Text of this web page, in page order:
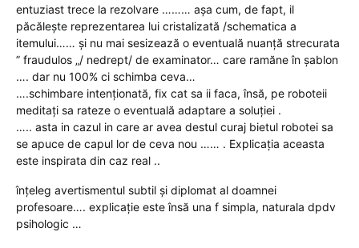
entuziast trece la rezolvare ……… așa cum, de fapt, il
păcălește reprezentarea lui cristalizată /schematica a
itemului…… și nu mai sesizează o eventuală nuanță strecurata
” fraudulos „/ nedrept/ de examinator… care ramăne în șablon
…. dar nu 100% ci schimba ceva…
….schimbare intenționată, fix cat sa ii faca, însă, pe roboteii
meditați sa rateze o eventuală adaptare a soluției .
….. asta in cazul in care ar avea destul curaj bietul robotei sa
se apuce de capul lor de ceva nou …… . Explicația aceasta
este inspirata din caz real ..
înțeleg avertismentul subtil și diplomat al doamnei
profesoare…. explicație este însă una f simpla, naturala dpdv
psihologic …